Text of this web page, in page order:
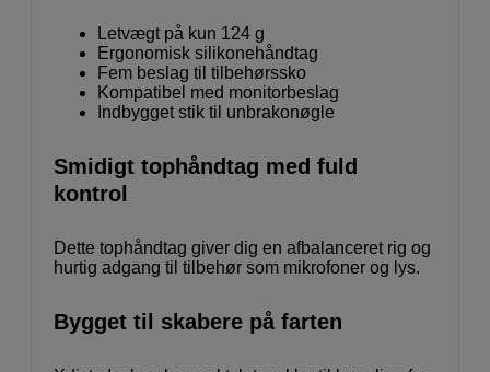
Letvægt på kun 124 g
Ergonomisk silikonehåndtag
Fem beslag til tilbehørssko
Kompatibel med monitorbeslag
Indbygget stik til unbrakonøgle
Smidigt tophåndtag med fuld
kontrol
Dette tophåndtag giver dig en afbalanceret rig og
hurtig adgang til tilbehør som mikrofoner og lys.
Bygget til skabere på farten